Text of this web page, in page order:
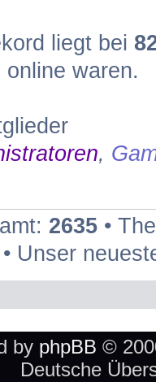
liegt bei
waren.
,
2635 •
• Unser
by phpBB ©
Deutsche